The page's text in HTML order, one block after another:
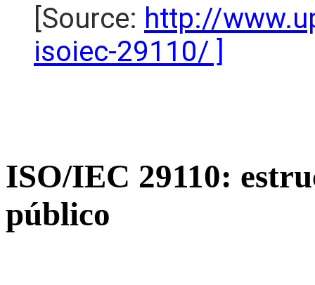
[Source: http://
isoiec-29110/ ]
ISO/IEC 29110:
público